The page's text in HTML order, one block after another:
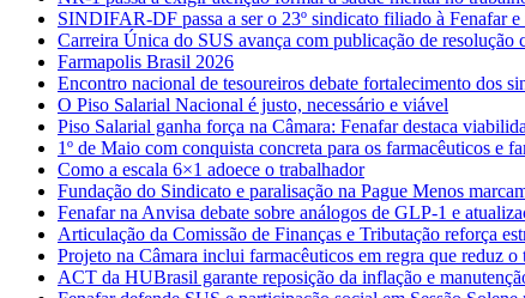
SINDIFAR-DF passa a ser o 23º sindicato filiado à Fenafar e
Carreira Única do SUS avança com publicação de
Farmapolis Brasil 2026
Encontro nacional de tesoureiros debate fortalecimento dos
O Piso Salarial Nacional é justo, necessário e viável
Piso Salarial ganha força na Câmara: Fenafar destaca
1º de Maio com conquista concreta para os farmacêuticos e
Como a escala 6×1 adoece o trabalhador
Fundação do Sindicato e paralisação na Pague Menos
Fenafar na Anvisa debate sobre análogos de GLP-1 e
Articulação da Comissão de Finanças e Tributação reforça
Projeto na Câmara inclui farmacêuticos em regra que reduz
ACT da HUBrasil garante reposição da inflação e